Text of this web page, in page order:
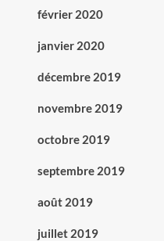
février 2020
janvier 2020
décembre 2019
novembre 2019
octobre 2019
septembre 2019
août 2019
juillet 2019